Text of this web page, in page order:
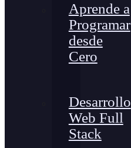
Aprende a
Programar
desde
Cero
Desarrollo
Web Full
Stack